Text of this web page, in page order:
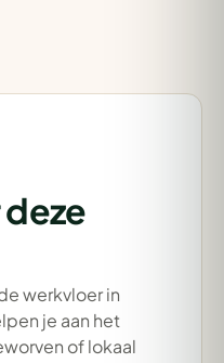
werkvloer in
je aan het
of lokaal